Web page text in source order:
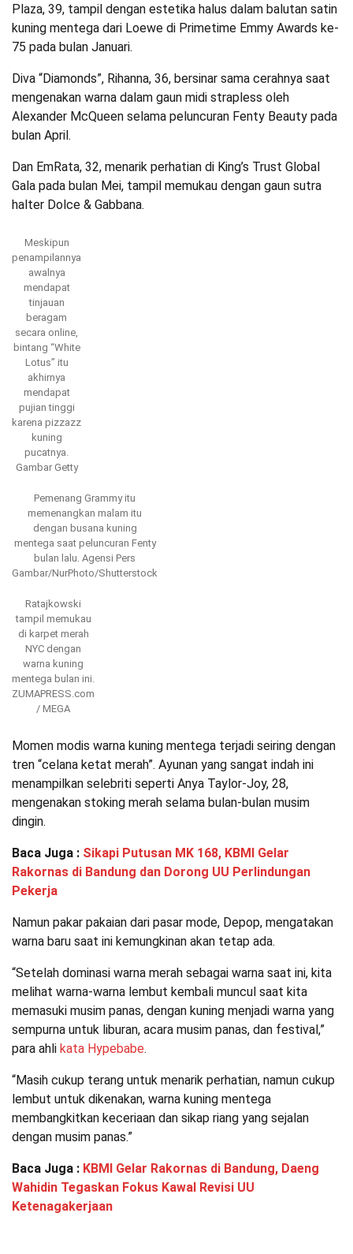
Plaza, 39, tampil dengan estetika halus dalam balutan satin
kuning mentega dari Loewe di Primetime Emmy Awards ke-
75 pada bulan Januari.
Diva “Diamonds”, Rihanna, 36, bersinar sama cerahnya saat
mengenakan warna dalam gaun midi strapless oleh
Alexander McQueen selama peluncuran Fenty Beauty pada
bulan April.
Dan EmRata, 32, menarik perhatian di King’s Trust Global
Gala pada bulan Mei, tampil memukau dengan gaun sutra
halter Dolce & Gabbana.
Meskipun
penampilannya
awalnya
mendapat
tinjauan
beragam
secara online,
bintang “White
Lotus” itu
akhirnya
mendapat
pujian tinggi
karena pizzazz
kuning
pucatnya.
Gambar Getty
Pemenang Grammy itu
memenangkan malam itu
dengan busana kuning
mentega saat peluncuran Fenty
bulan lalu. Agensi Pers
Gambar/NurPhoto/Shutterstock
Ratajkowski
tampil memukau
di karpet merah
NYC dengan
warna kuning
mentega bulan ini.
ZUMAPRESS.com
/ MEGA
Momen modis warna kuning mentega terjadi seiring dengan
tren “celana ketat merah”. Ayunan yang sangat indah ini
menampilkan selebriti seperti Anya Taylor-Joy, 28,
mengenakan stoking merah selama bulan-bulan musim
dingin.
Baca Juga : Sikapi Putusan MK 168, KBMI Gelar
Rakornas di Bandung dan Dorong UU Perlindungan
Pekerja
Namun pakar pakaian dari pasar mode, Depop, mengatakan
warna baru saat ini kemungkinan akan tetap ada.
“Setelah dominasi warna merah sebagai warna saat ini, kita
melihat warna-warna lembut kembali muncul saat kita
memasuki musim panas, dengan kuning menjadi warna yang
sempurna untuk liburan, acara musim panas, dan festival,”
para ahli kata Hypebabe.
“Masih cukup terang untuk menarik perhatian, namun cukup
lembut untuk dikenakan, warna kuning mentega
membangkitkan keceriaan dan sikap riang yang sejalan
dengan musim panas.”
Baca Juga : KBMI Gelar Rakornas di Bandung, Daeng
Wahidin Tegaskan Fokus Kawal Revisi UU
Ketenagakerjaan